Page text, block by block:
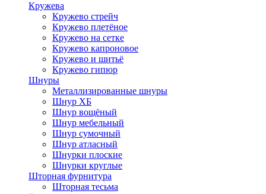
Кружева
Кружево стрейч
Кружево плетёное
Кружево на сетке
Кружево капроновое
Кружево и шитьё
Кружево гипюр
Шнуры
Металлизированные шнуры
Шнур ХБ
Шнур вощёный
Шнур мебельный
Шнур сумочный
Шнур атласный
Шнурки плоские
Шнурки круглые
Шторная фурнитура
Шторная тесьма